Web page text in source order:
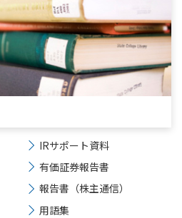
IRサポート資料
有価証券報告書
報告書（株主通信）
用語集